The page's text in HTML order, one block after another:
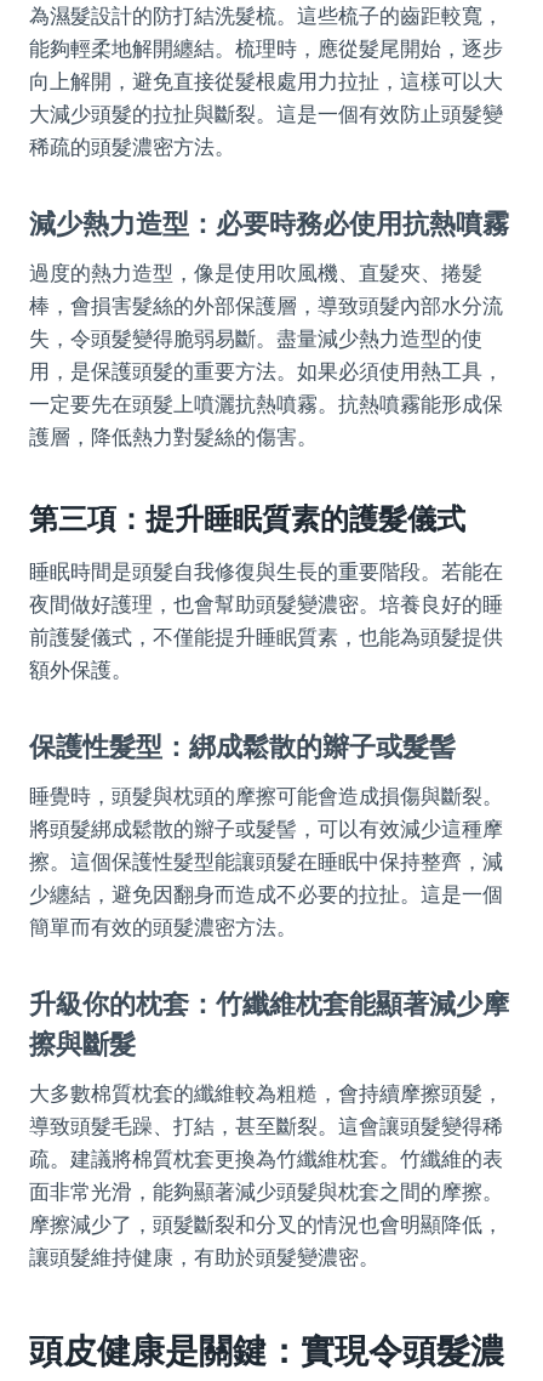
為濕髮設計的防打結洗髮梳。這些梳子的齒距較寬，
能夠輕柔地解開纏結。梳理時，應從髮尾開始，逐步
向上解開，避免直接從髮根處用力拉扯，這樣可以大
大減少頭髮的拉扯與斷裂。這是一個有效防止頭髮變
稀疏的頭髮濃密方法。
減少熱力造型：必要時務必使用抗熱噴霧
過度的熱力造型，像是使用吹風機、直髮夾、捲髮
棒，會損害髮絲的外部保護層，導致頭髮內部水分流
失，令頭髮變得脆弱易斷。盡量減少熱力造型的使
用，是保護頭髮的重要方法。如果必須使用熱工具，
一定要先在頭髮上噴灑抗熱噴霧。抗熱噴霧能形成保
護層，降低熱力對髮絲的傷害。
第三項：提升睡眠質素的護髮儀式
睡眠時間是頭髮自我修復與生長的重要階段。若能在
夜間做好護理，也會幫助頭髮變濃密。培養良好的睡
前護髮儀式，不僅能提升睡眠質素，也能為頭髮提供
額外保護。
保護性髮型：綁成鬆散的辮子或髮髻
睡覺時，頭髮與枕頭的摩擦可能會造成損傷與斷裂。
將頭髮綁成鬆散的辮子或髮髻，可以有效減少這種摩
擦。這個保護性髮型能讓頭髮在睡眠中保持整齊，減
少纏結，避免因翻身而造成不必要的拉扯。這是一個
簡單而有效的頭髮濃密方法。
升級你的枕套：竹纖維枕套能顯著減少摩
擦與斷髮
大多數棉質枕套的纖維較為粗糙，會持續摩擦頭髮，
導致頭髮毛躁、打結，甚至斷裂。這會讓頭髮變得稀
疏。建議將棉質枕套更換為竹纖維枕套。竹纖維的表
面非常光滑，能夠顯著減少頭髮與枕套之間的摩擦。
摩擦減少了，頭髮斷裂和分叉的情況也會明顯降低，
讓頭髮維持健康，有助於頭髮變濃密。
頭皮健康是關鍵：實現令頭髮濃